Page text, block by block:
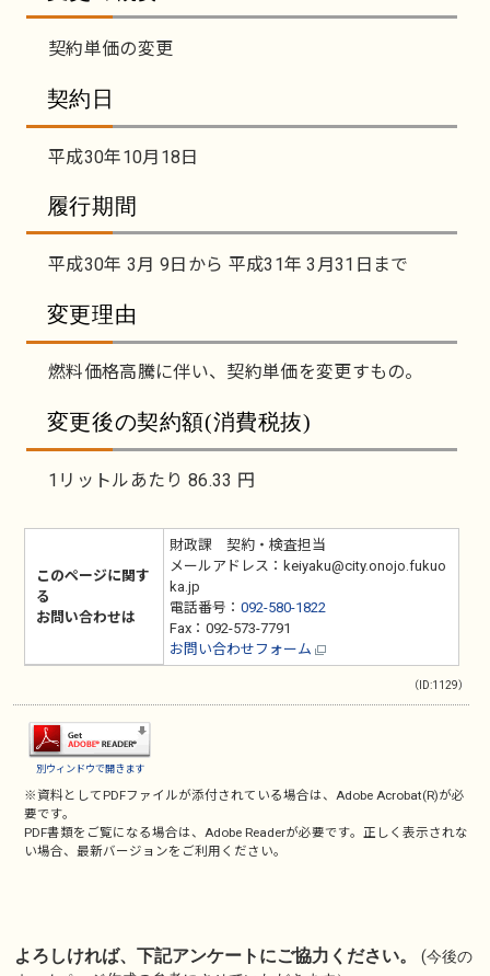
契約単価の変更
契約日
平成30年10月18日
履行期間
平成30年 3月 9日から 平成31年 3月31日まで
変更理由
燃料価格高騰に伴い、契約単価を変更すもの。
変更後の契約額(消費税抜)
1リットルあたり 86.33 円
このページに関す
る
お問い合わせは
財政課 契約・検査担当
メールアドレス：keiyaku@city.onojo.fukuo
ka.jp
電話番号： 092-580-1822
Fax：092-573-7791
お問い合わせフォーム
（ID:1129）
別ウィンドウで開きます
※資料としてPDFファイルが添付されている場合は、Adobe Acrobat(R)が必
要です。
PDF書類をご覧になる場合は、Adobe Readerが必要です。正しく表示されな
い場合、最新バージョンをご利用ください。